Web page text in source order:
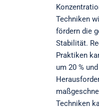
Techniken
fördern die
Stabilität.
Praktiken
um 20 %
Techniken